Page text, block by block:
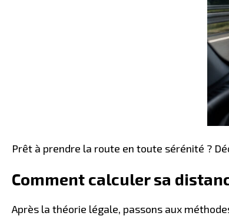
Prêt à prendre la route en toute sérénité ?
Comment calculer sa
Après la théorie légale, passons aux